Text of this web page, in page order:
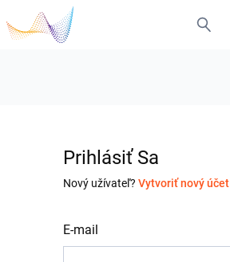
Prihlásiť Sa
Nový užívateľ? Vytvoriť nový účet
E-mail